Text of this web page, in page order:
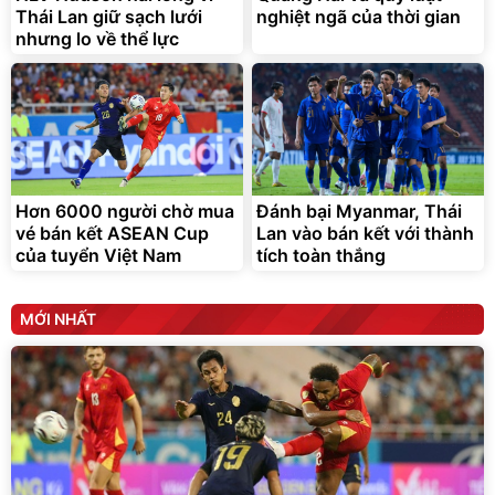
Đã bán nhiều Đang xem nhiều
Thái Lan giữ sạch lưới
nhưng lo về thể lực
nghiệt ngã của thời gian
Hơn 6000 người chờ mua
vé bán kết ASEAN Cup
của tuyển Việt Nam
Đánh bại Myanmar, Thái
Lan vào bán kết với thành
tích toàn thắng
MỚI NHẤT